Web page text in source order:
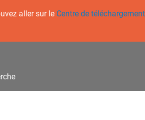
aller sur le Centre de téléchargement